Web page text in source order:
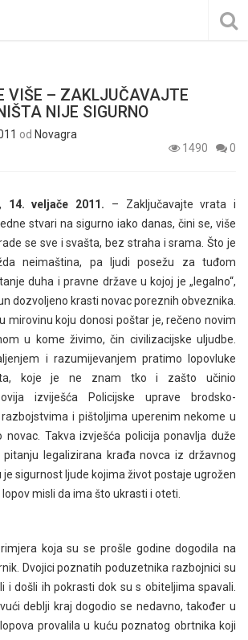
VIŠE – ZAKLJUČAVAJTE
NIJE SIGURNO
od Novagra
1490
0
14. veljače 2011. – Zaključavajte vrata i
stvari na sigurno iako danas, čini se, više
se sve i svašta, bez straha i srama. Što je
neimaština, pa ljudi posežu za tuđom
duha i pravne države u kojoj je „legalno“,
dozvoljeno krasti novac poreznih obveznika.
mirovinu koju donosi poštar je, rečeno novim
u kome živimo, čin civilizacijske uljudbe.
i razumijevanjem pratimo lopovluke
koje je ne znam tko i zašto učinio
izviješća Policijske uprave brodsko-
i pištoljima uperenim nekome u
Takva izvješća policija ponavlja duže
legalizirana krađa novca iz državnog
je sigurnost ljude kojima život postaje ugrožen
misli da ima što ukrasti i oteti.
koja su se prošle godine dogodila na
Dvojici poznatih poduzetnika razbojnici su
i došli ih pokrasti dok su s obiteljima spavali.
deblji kraj dogodio se nedavno, također u
provalila u kuću poznatog obrtnika koji